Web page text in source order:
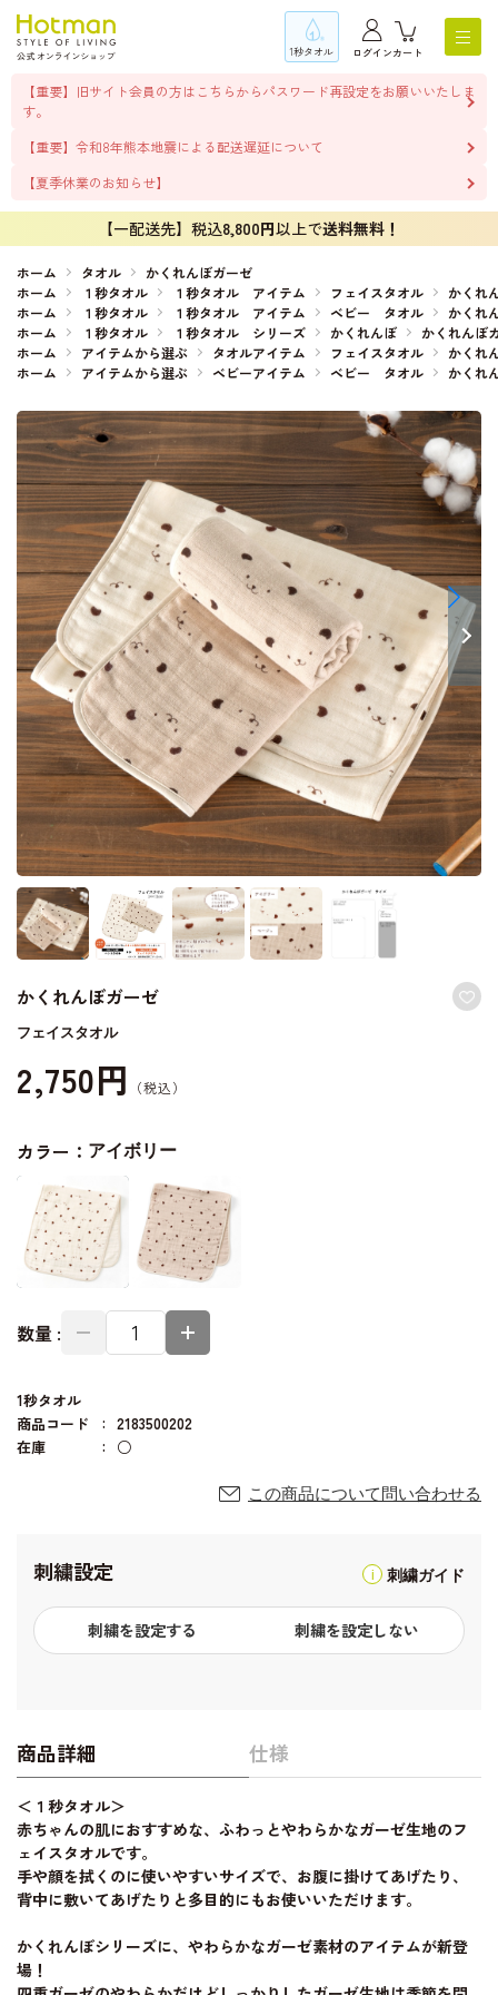
1秒タオル ログインカート
【重要】旧サイト会員の方はこちらからパスワード再設定をお願いいたしま
す。
【重要】令和8年熊本地震による配送遅延について
【夏季休業のお知らせ】
【一配送先】税込8,800円以上で送料無料！
ホーム タオル
かくれんぼガーゼ
ホーム
１秒タオル １秒タオル アイテム フェイスタオル
かくれ
ホーム
１秒タオル １秒タオル アイテム ベビー タオル
かくれ
ホーム
１秒タオル １秒タオル シリーズ かくれんぼ
かくれんぼ
ホーム
アイテムから選ぶ タオルアイテム フェイスタオル
かくれ
ホーム
アイテムから選ぶ ベビーアイテム ベビー タオル かくれ
かくれんぼガーゼ
フェイスタオル
2,750円
カラー： アイボリー
数量 :
1秒タオル
商品コード
2183500202
在庫
○
この商品について問い合わせる
刺繍設定 刺繍ガイド
刺繍を設定する 刺繍を設定しない
商品詳細 仕様
＜１秒タオル＞
赤ちゃんの肌におすすめな、ふわっとやわらかなガーゼ生地のフ
ェイスタオルです。
手や顔を拭くのに使いやすいサイズで、お腹に掛けてあげたり、
背中に敷いてあげたりと多目的にもお使いいただけます。
かくれんぼシリーズに、やわらかなガーゼ素材のアイテムが新登
場！